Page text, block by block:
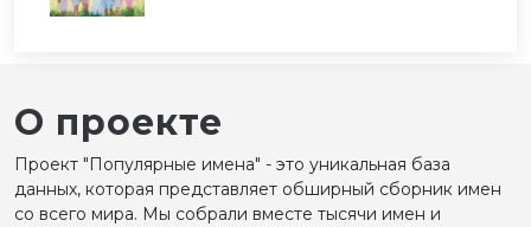
О проекте
Проект "Популярные имена" - это уникальная база
данных, которая представляет обширный сборник имен
со всего мира. Мы собрали вместе тысячи имен и